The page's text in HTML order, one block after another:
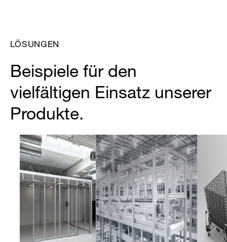
LÖSUNGEN
Beispiele für den
vielfältigen Einsatz unserer
Produkte.